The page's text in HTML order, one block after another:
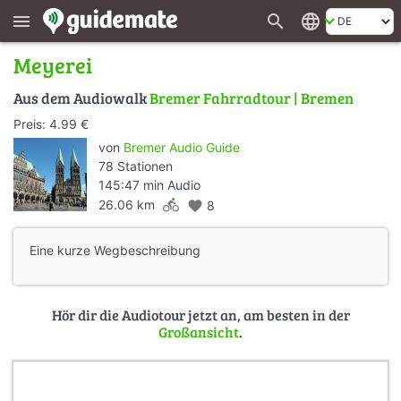
menu search language
Meyerei
Aus dem AudiowalkBremer Fahrradtour | Bremen
Preis: 4.99 €
von Bremer Audio Guide
78 Stationen
145:47 min Audio
26.06 km directions_bike favorite 8
Eine kurze Wegbeschreibung
Hör dir die Audiotour jetzt an, am besten in der
Großansicht.